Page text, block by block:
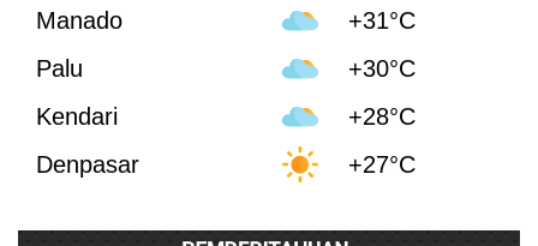
Manado
+31°C
Palu
+30°C
Kendari
+28°C
Denpasar
+27°C